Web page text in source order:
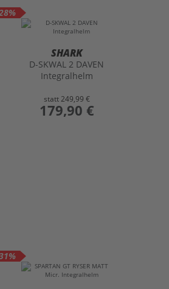
SHARK
D-SKWAL 2 DAVEN
Integralhelm
statt249,99 €
preis
179,90 €